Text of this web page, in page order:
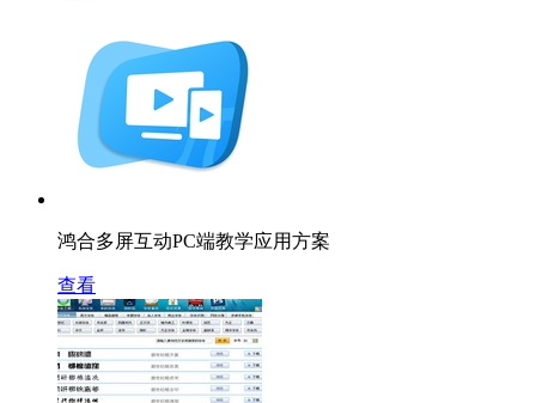
鸿合多屏互动PC端教学应用方案
查看